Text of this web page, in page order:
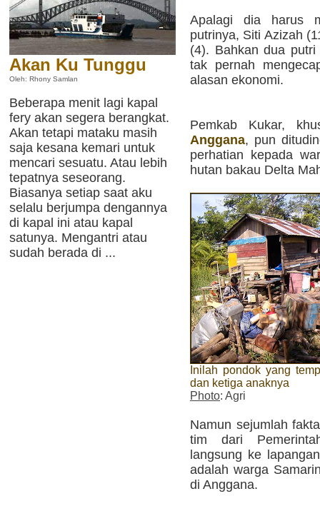
Akan Ku Tunggu
Oleh: Rhony Samlan
Beberapa menit lagi kapal
fery akan segera berangkat.
Akan tetapi mataku masih
saja kesana kemari untuk
mencari sesuatu. Atau lebih
tepatnya seseorang.
Biasanya setiap saat aku
selalu berjumpa dengannya
di kapal ini atau kapal
satunya. Mengantri atau
sudah berada di ...
Apalagi dia harus
putrinya, Siti Azizah
(4). Bahkan dua
tak pernah
alasan ekonomi.
Pemkab Kukar,
Anggana, pun
perhatian kepada
hutan bakau Delta
Inilah pondok yang
dan ketiga anaknya
Photo: Agri
Namun sejumlah
tim dari
langsung ke
adalah warga
di Anggana.